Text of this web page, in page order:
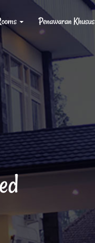
Penawaran Khusus